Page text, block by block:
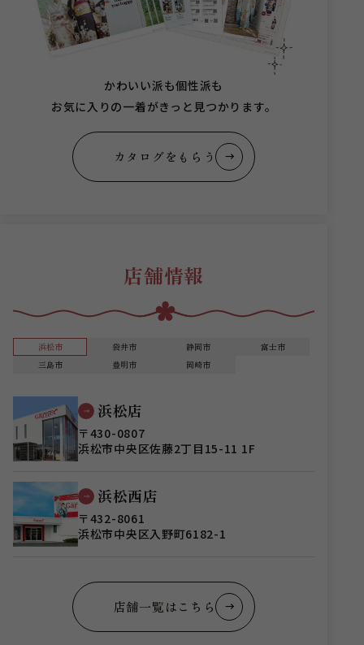
かわいい派も個性派も
お気に入りの一着がきっと見つかります。
カタログをもらう
店舗情報
浜松市 袋井市 静岡市
富士市
三島市
豊明市 岡崎市
浜松店
〒430-0807
浜松市中央区佐藤2丁目15-11 1F
浜松西店
〒432-8061
浜松市中央区入野町6182-1
店舗一覧はこちら